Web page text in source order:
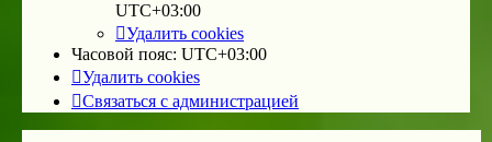
UTC+03:00
Удалить cookies
Часовой пояс: UTC+03:00
Удалить cookies
Связаться с администрацией